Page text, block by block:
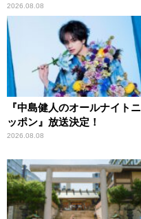
とてもワクワクしておりま
す！」
2026.08.08
『中島健人のオールナイトニ
ッポン』放送決定！
2026.08.08